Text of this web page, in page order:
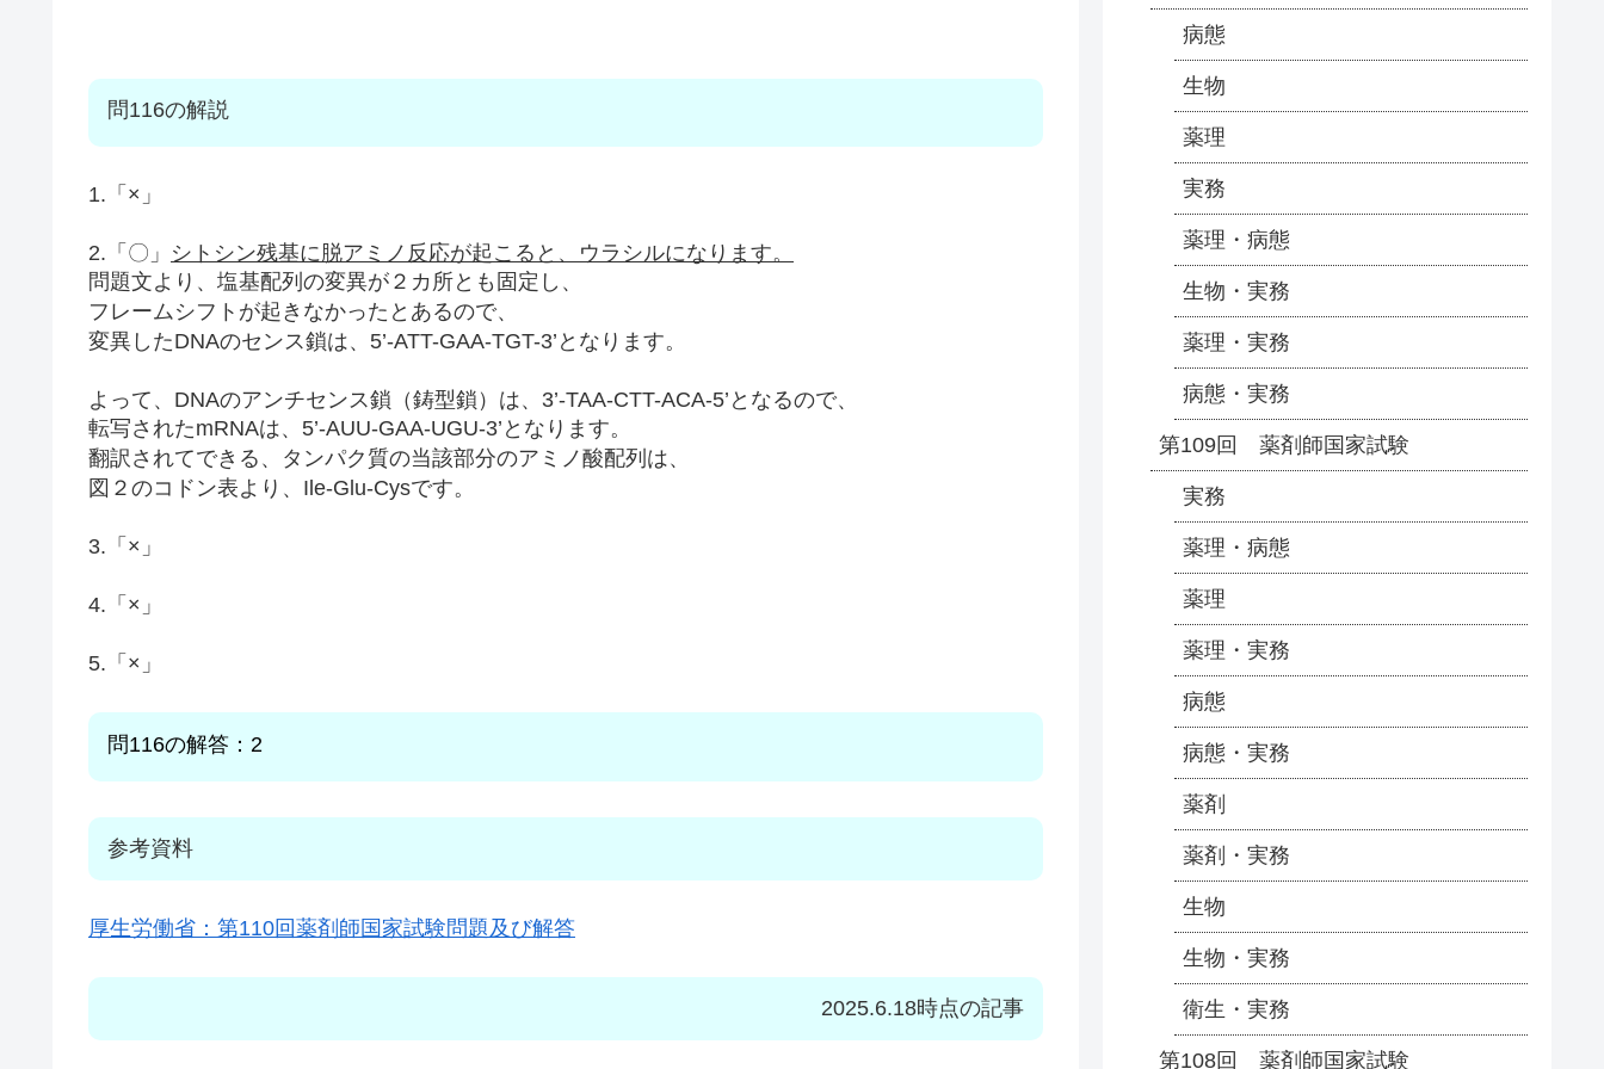
問116の解説
1.「×」
2.「〇」 シトシン残基に脱アミノ反応が起こると、ウラシルになります。
問題文より、塩基配列の変異が２カ所とも固定し、
フレームシフトが起きなかったとあるので、
変異したDNAのセンス鎖は、5’-ATT-GAA-TGT-3’となります。
よって、DNAのアンチセンス鎖（鋳型鎖）は、3’-TAA-CTT-ACA-5’となるので、
転写されたmRNAは、5’-AUU-GAA-UGU-3’となります。
翻訳されてできる、タンパク質の当該部分のアミノ酸配列は、
図２のコドン表より、Ile-Glu-Cysです。
3.「×」
4.「×」
5.「×」
問116の解答：2
参考資料
厚生労働省：第110回薬剤師国家試験問題及び解答
2025.6.18時点の記事
病態
生物
薬理
実務
薬理・病態
生物・実務
薬理・実務
病態・実務
第109回 薬剤師国家試験
実務
薬理・病態
薬理
薬理・実務
病態
病態・実務
薬剤
薬剤・実務
生物
生物・実務
衛生・実務
第108回 薬剤師国家試験